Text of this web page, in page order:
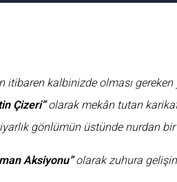
itibaren kalbinizde olması
Çizeri”olarak mekân tutan
gönlümün üstünde nurdan
Aksiyonu”olarak zuhura